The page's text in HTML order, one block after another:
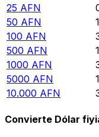
25 AFN
50 AFN
100 AFN
500 AFN
1000 AFN
5000 AFN
10.000 AFN
Convierte Dólar